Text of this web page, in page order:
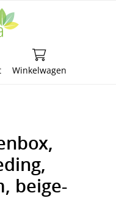
Winkelwagen
Winkelwagen
beige-